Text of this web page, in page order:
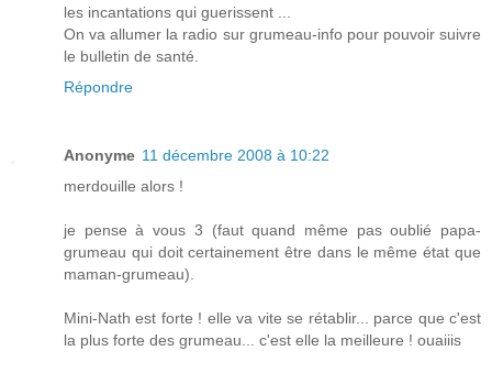
les incantations qui guerissent ...
On va allumer la radio sur grumeau-info pour pouvoir suivre
le bulletin de santé.
Répondre
Anonyme 11 décembre 2008 à 10:22
merdouille alors !
je pense à vous 3 (faut quand même pas oublié papa-
grumeau qui doit certainement être dans le même état que
maman-grumeau).
Mini-Nath est forte ! elle va vite se rétablir... parce que c'est
la plus forte des grumeau... c'est elle la meilleure ! ouaiiis